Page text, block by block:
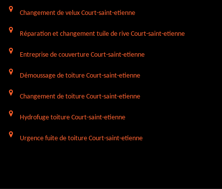
Changement de velux Court-saint-etienne
Réparation et changement tuile de rive Court-saint-etienne
Entreprise de couverture Court-saint-etienne
Démoussage de toiture Court-saint-etienne
Changement de toiture Court-saint-etienne
Hydrofuge toiture Court-saint-etienne
Urgence fuite de toiture Court-saint-etienne